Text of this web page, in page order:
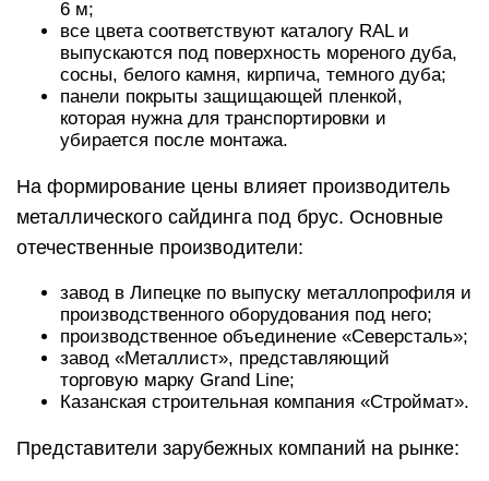
6 м;
все цвета соответствуют каталогу RAL и
выпускаются под поверхность мореного дуба,
сосны, белого камня, кирпича, темного дуба;
панели покрыты защищающей пленкой,
которая нужна для транспортировки и
убирается после монтажа.
На формирование цены влияет производитель
металлического сайдинга под брус. Основные
отечественные производители:
завод в Липецке по выпуску металлопрофиля и
производственного оборудования под него;
производственное объединение «Северсталь»;
завод «Металлист», представляющий
торговую марку Grand Line;
Казанская строительная компания «Строймат».
Представители зарубежных компаний на рынке: